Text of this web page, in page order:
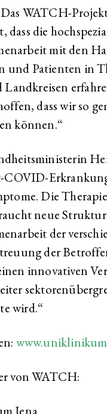
WATCH-
dass die
mit den
und Patienten in
dass wir so
können.“
COVID-
Die
neue
der
der
innovativen
wird.“
von WATCH:
Jena